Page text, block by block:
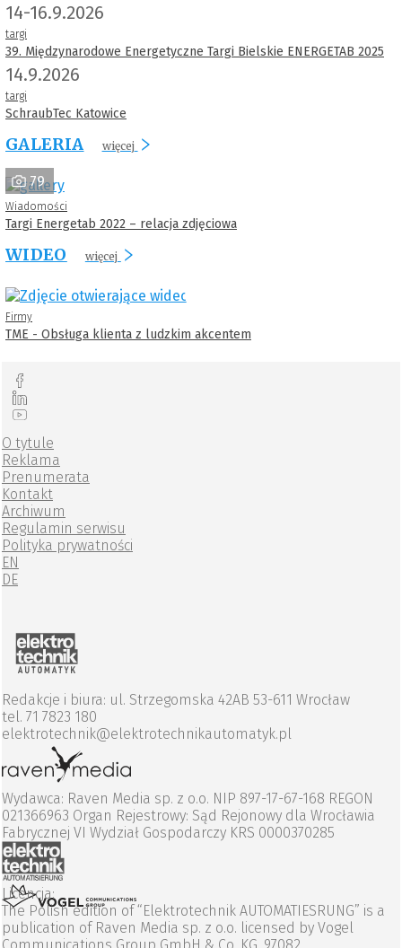
14-16.9.2026
targi
39. Międzynarodowe Energetyczne Targi Bielskie ENERGETAB 2025
14.9.2026
targi
SchraubTec Katowice
GALERIA więcej
79
Wiadomości
Targi Energetab 2022 – relacja zdjęciowa
WIDEO więcej
Firmy
TME - Obsługa klienta z ludzkim akcentem
O tytule
Reklama
Prenumerata
Kontakt
Archiwum
Regulamin serwisu
Polityka prywatności
EN
DE
Redakcje i biura: ul. Strzegomska 42AB 53-611 Wrocław
tel. 71 7823 180
elektrotechnik@elektrotechnikautomatyk.pl
Wydawca: Raven Media sp. z o.o. NIP 897-17-67-168 REGON
021366963 Organ Rejestrowy: Sąd Rejonowy dla Wrocławia
Fabrycznej VI Wydział Gospodarczy KRS 0000370285
Licencja:
The Polish edition of “Elektrotechnik AUTOMATIESRUNG” is a
publication of Raven Media sp. z o.o. licensed by Vogel